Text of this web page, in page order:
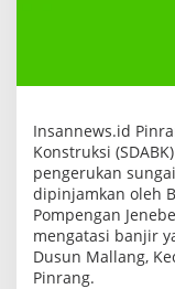
Insannews.id
Konstruksi
pengerukan
dipinjamkan oleh
Pompengan
mengatasi banjir
Dusun Mallang,
Pinrang.